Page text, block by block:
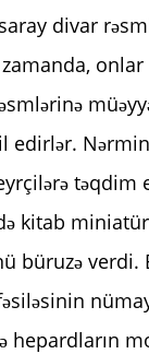
divar
onlar
edirlər.
kitab
büruzə verdi.
hepardların